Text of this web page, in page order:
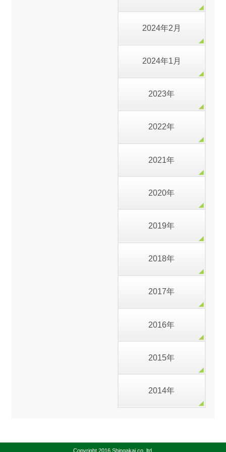
2024年2月
2024年1月
2023年
2022年
2021年
2020年
2019年
2018年
2017年
2016年
2015年
2014年
Copyright 2016 Shingakai co.,ltd.